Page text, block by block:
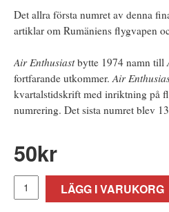
Det allra första numret av denna
artiklar om Rumäniens flygvapen
Air Enthusiastbytte 1974 namn till
fortfarande utkommer. Air
kvartalstidskrift med inriktning på
numrering. Det sista numret blev
50kr
LÄGG I VARUKORG